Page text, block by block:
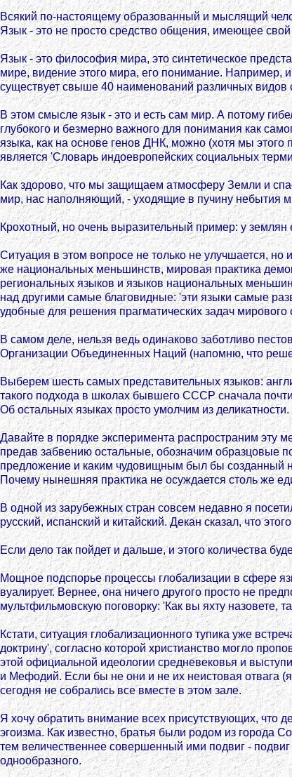
Всякий по-настоящему образованный и мыслящий
Язык - это не просто средство общения, имеющее
Язык - это философия мира, это синтетическое
мире, видение этого мира, его понимание. Например,
существует свыше 40 наименований различных видов
В этом смысле язык - это и есть сам мир. А потому
глубокого и безмерно важного для понимания как
языка, как на основе генов ДНК, можно (хотя мы этого
является 'Словарь индоевропейских социальных
Как здорово, что мы защищаем атмосферу Земли и
мир, нас наполняющий, - уходящие в пучину небытия
Крохотный, но очень выразительный пример: у
Ситуация в этом вопросе не только не улучшается,
же национальных меньшинств, мировая практика
региональных языков и языков национальных
над другими самые благовидные: 'эти языки самые
удобные для решения прагматических задач
В самом деле, нельзя ведь одинаково заботливо
Организации Объединенных Наций (напомню, что
Выберем шесть самых представительных языков:
такого подхода в школах бывшего СССР сначала
Об остальных языках просто умолчим из деликатности.
Давайте в порядке эксперимента распространим эту
предав забвению остальные, обозначим образцовые
предложение и каким чудовищным был бы созданный
Почему нынешняя практика не осуждается столь же
В одной из зарубежных стран совсем недавно я
русский, испанский и китайский. Декан сказал, что
Если дело так пойдет и дальше, и этого количества
Мощное подспорье процессы глобализации в сфере
вуалирует. Вернее, она ничего другого просто не
мультфильмовскую поговорку: 'Как вы яхту назовете,
Кстати, ситуация глобализационного тупика уже
доктрину', согласно которой христианство могло
этой официальной идеологии средневековья и
и Мефодий. Если бы не они и не их неистовая отвага
сегодня не собрались все вместе в этом зале.
Я хочу обратить внимание всех присутствующих, что
эгоизма. Как известно, братья были родом из города
тем величественнее совершенный ими подвиг -
однообразного.